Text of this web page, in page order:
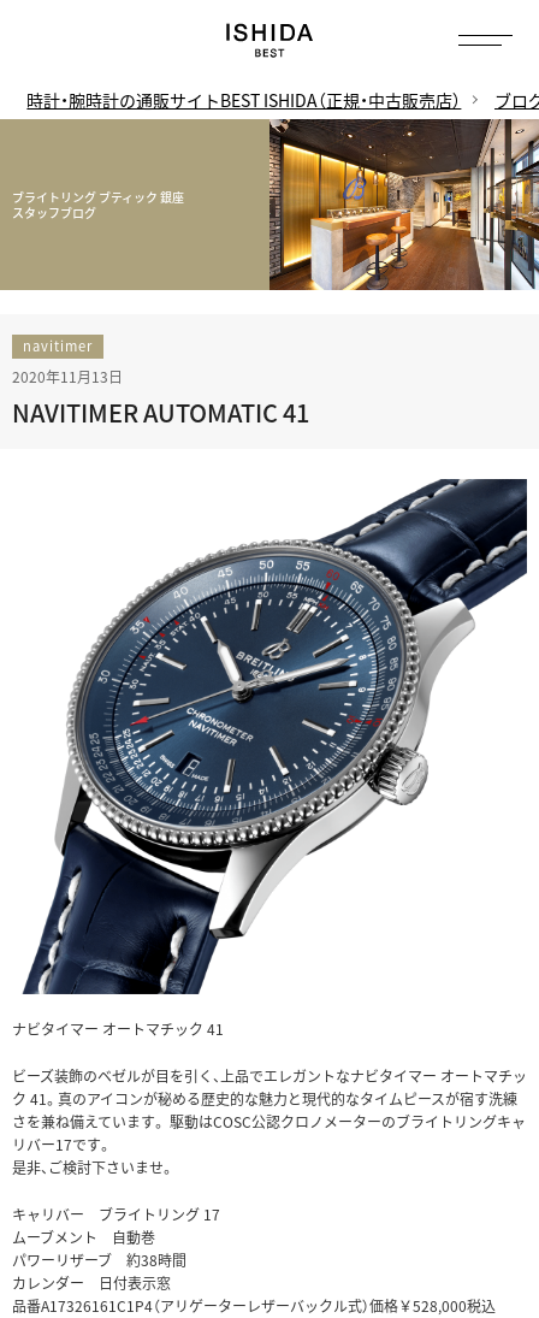
時計・腕時計の通販サイトBEST ISHIDA（正規・中古販売店） ブロ
ブライトリング ブティック 銀座
スタッフブログ
navitimer
2020年11月13日
NAVITIMER AUTOMATIC 41
ナビタイマー オートマチック 41
ビーズ装飾のベゼルが目を引く、上品でエレガントなナビタイマー オートマチッ
ク 41。真のアイコンが秘める歴史的な魅力と現代的なタイムピースが宿す洗練
さを兼ね備えています。 駆動はCOSC公認クロノメーターのブライトリングキャ
リバー17です。
是非、ご検討下さいませ。
キャリバー ブライトリング 17
ムーブメント 自動巻
パワーリザーブ 約38時間
カレンダー 日付表示窓
品番A17326161C1P4（アリゲーターレザーバックル式）価格￥528,000税込